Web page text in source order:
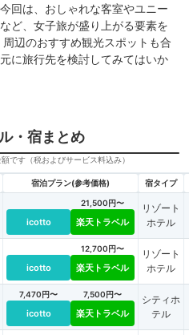
回は、おしゃれな客室やユニー
ど、女子旅が盛り上がる要素を
辺のおすすめ観光スポットも合
に旅行先を検討してみてはいか
・宿まとめ
です（税およびサービス料込み）
宿泊プラン(参考価格) 宿タイプ
icotto
21,500円〜
楽天トラベル
リゾート
ホテル
icotto
12,700円〜
楽天トラベル
リゾート
ホテル
7,470円〜
icotto
7,500円〜
楽天トラベル
シティホ
テル